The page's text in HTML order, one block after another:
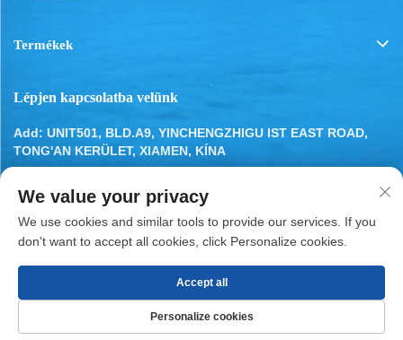
Termékek
Lépjen kapcsolatba velünk
Add: UNIT501, BLD.A9, YINCHENGZHIGU IST EAST ROAD,
TONG'AN KERÜLET, XIAMEN, KÍNA
[email protected]
Szerzői jog © 2025, XIAMEN BESTYN REFRIGERATION
PARTS CO., LTD. Adatvédelmi irányelvek
We value your privacy
We use cookies and similar tools to provide our services. If you
don't want to accept all cookies, click Personalize cookies.
Personalize cookies
Accept all